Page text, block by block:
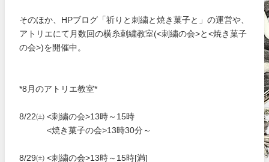
そのほか、HPブログ「祈りと刺繍と焼き菓子と」の運営や、
アトリエにて月数回の横糸刺繍教室(<刺繍の会>と<焼き菓子
の会>)を開催中。
*8月のアトリエ教室*
8/22㈯ <刺繍の会>13時～15時
<焼き菓子の会>13時30分～
8/29㈯ <刺繍の会>13時～15時[満]